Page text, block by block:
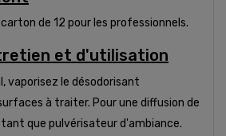
de 12 pour les professionnels.
et d'utilisation
vaporisez le désodorisant
à traiter. Pour une diffusion de
que pulvérisateur d'ambiance.